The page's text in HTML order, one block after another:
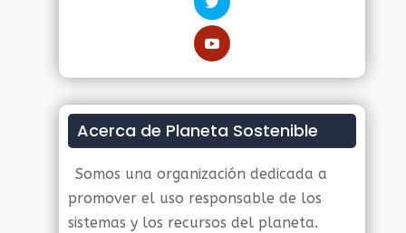
Acerca de Planeta Sostenible
Somos una organización dedicada a
promover el uso responsable de los
sistemas y los recursos del planeta.